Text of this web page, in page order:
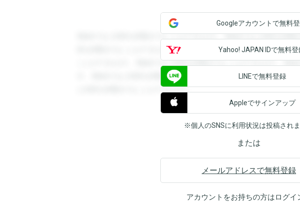
登録すると回答を閲覧することができます。登録すると回答を閲
答を閲覧することができます。登録すると回答を閲覧することが
ことができます。登録すると回答を閲覧することができます。登
す。登録すると回答を閲覧することができます。登録すると回答
と回答を閲覧することができます。
Googleアカウントで無料
Yahoo! JAPAN IDで無料登
LINEで無料登録
Appleでサインアップ
※個人のSNSに利用状況は投稿され
または
メールアドレスで無料登録
アカウントをお持ちの方はログイ